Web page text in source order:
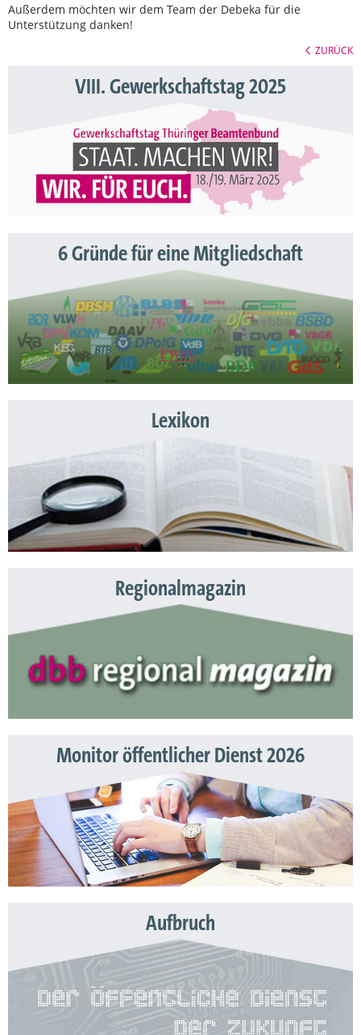
Außerdem möchten wir dem Team der Debeka für die
Unterstützung danken!
ZURÜCK
VIII. Gewerkschaftstag 2025
6 Gründe für eine Mitgliedschaft
Lexikon
Regionalmagazin
Monitor öffentlicher Dienst 2026
Aufbruch